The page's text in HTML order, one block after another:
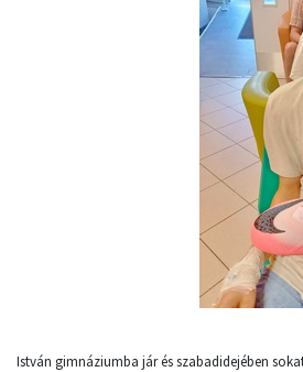
István gimnáziumba jár és szabadidejében